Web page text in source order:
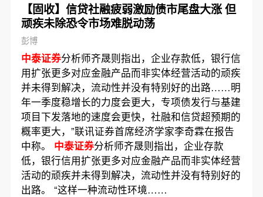
【固收】信贷社融疲弱激励债市尾盘大涨 但
顽疾未除恐令市场难脱动荡
彭博
中泰证券分析师齐晟则指出，企业存款低，银行信
用扩张更多对应金融产品而非实体经营活动的顽疾
并未得到解决，流动性并没有特别好的出路……明
年一季度稳增长的力度会更大，专项债发行与基建
项目下发落地的速度会更快，社融和信贷超预期的
概率更大，”联讯证券首席经济学家李奇霖在报告
中称。 中泰证券分析师齐晟则指出，企业存款
低，银行信用扩张更多对应金融产品而非实体经营
活动的顽疾并未得到解决，流动性并没有特别好的
出路。 “这样一种流动性环境……